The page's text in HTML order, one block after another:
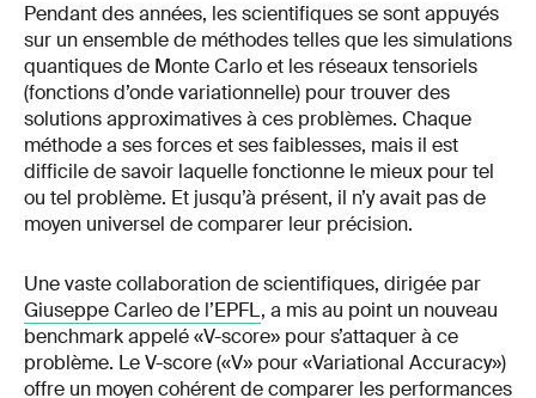
Pendant des années, les scientifiques se sont appuyés
sur un ensemble de méthodes telles que les simulations
quantiques de Monte Carlo et les réseaux tensoriels
(fonctions d’onde variationnelle) pour trouver des
solutions approximatives à ces problèmes. Chaque
méthode a ses forces et ses faiblesses, mais il est
difficile de savoir laquelle fonctionne le mieux pour tel
ou tel problème. Et jusqu’à présent, il n’y avait pas de
moyen universel de comparer leur précision.
Une vaste collaboration de scientifiques, dirigée par
Giuseppe Carleo de l’EPFL, a mis au point un nouveau
benchmark appelé «V-score» pour s’attaquer à ce
problème. Le V-score («V» pour «Variational Accuracy»)
offre un moyen cohérent de comparer les performances